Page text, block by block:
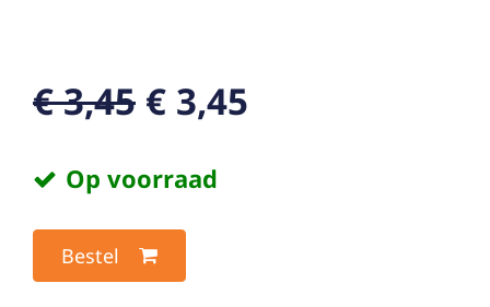
€ 3,45 € 3,45
Op voorraad
Bestel